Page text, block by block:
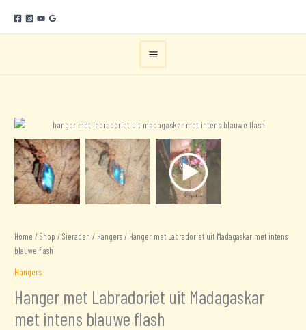
naar
de
Home /Shop /Sieraden / Hangers/ Hanger met Labradoriet uit Madagaskar met intens
blauwe flash
Hangers
Hanger met Labradoriet uit Madagaskar
met intens blauwe flash